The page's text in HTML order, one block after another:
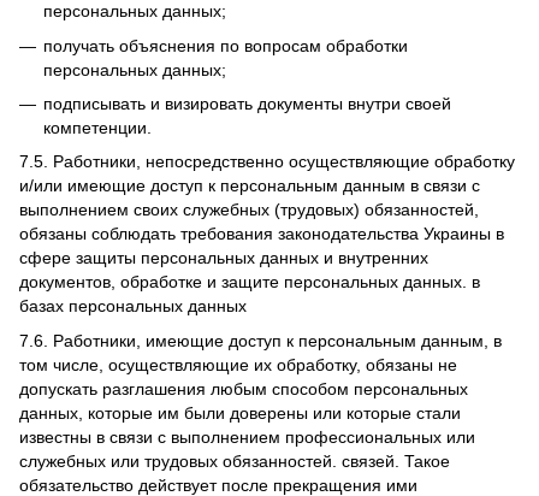
персональных данных;
получать объяснения по вопросам обработки
персональных данных;
подписывать и визировать документы внутри своей
компетенции.
7.5. Работники, непосредственно осуществляющие обработку
и/или имеющие доступ к персональным данным в связи с
выполнением своих служебных (трудовых) обязанностей,
обязаны соблюдать требования законодательства Украины в
сфере защиты персональных данных и внутренних
документов, обработке и защите персональных данных. в
базах персональных данных
7.6. Работники, имеющие доступ к персональным данным, в
том числе, осуществляющие их обработку, обязаны не
допускать разглашения любым способом персональных
данных, которые им были доверены или которые стали
известны в связи с выполнением профессиональных или
служебных или трудовых обязанностей. связей. Такое
обязательство действует после прекращения ими